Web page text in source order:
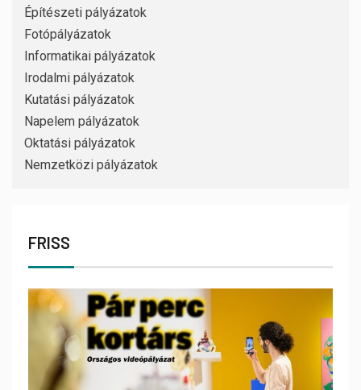
Építészeti pályázatok
Fotópályázatok
Informatikai pályázatok
Irodalmi pályázatok
Kutatási pályázatok
Napelem pályázatok
Oktatási pályázatok
Nemzetközi pályázatok
FRISS